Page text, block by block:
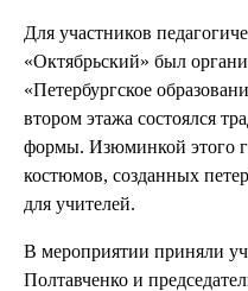
Для участников
«Октябрьский» был
«Петербургское
втором этажа состоялся
формы. Изюминкой этого
костюмов, созданных
для учителей.
В мероприятии приняли
Полтавченко и